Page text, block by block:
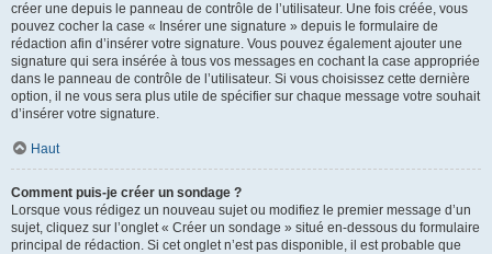
créer une depuis le panneau de contrôle de l’utilisateur. Une fois créée, vous
pouvez cocher la case « Insérer une signature » depuis le formulaire de
rédaction afin d’insérer votre signature. Vous pouvez également ajouter une
signature qui sera insérée à tous vos messages en cochant la case appropriée
dans le panneau de contrôle de l’utilisateur. Si vous choisissez cette dernière
option, il ne vous sera plus utile de spécifier sur chaque message votre souhait
d’insérer votre signature.
Haut
Comment puis-je créer un sondage ?
Lorsque vous rédigez un nouveau sujet ou modifiez le premier message d’un
sujet, cliquez sur l’onglet « Créer un sondage » situé en-dessous du formulaire
principal de rédaction. Si cet onglet n’est pas disponible, il est probable que